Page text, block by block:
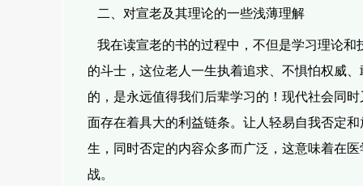
二、对宣老及其理论的一些浅薄理解
我在读宣老的书的过程中，不但是学习理论
的斗士，这位老人一生执着追求、不惧怕权威
的，是永远值得我们后辈学习的！ 现代社会同
面存在着具大的利益链条。让人轻易自我否定和
生，同时否定的内容众多而广泛，这意味着在
战。